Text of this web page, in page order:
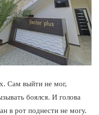
Сам выйти не мог,
боялся. И голова
в рот поднести не могу.